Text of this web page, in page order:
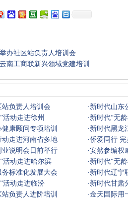
办社区站负责人培训会
南工商联新兴领域党建培训
负责人培训会 · 新时代山东
活动走进徐州 · 新时代“无
康顾问专项培训 · 新时代黑龙
走进河南省多地 ·侨爱同行
说明会日前举行 ·安然参编权
活动走进哈尔滨 · 新时代“无
务标准化发展大会 · 新时代辽宁
活动走进临汾 · 新时代甘肃
负责人进阶培训 ·金天国际用